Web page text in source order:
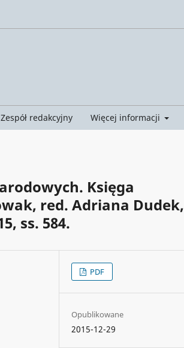
Zespół redakcyjny Więcej informacji
Księga
red. Adriana Dudek,
ss. 584.
PDF
Opublikowane
2015-12-29